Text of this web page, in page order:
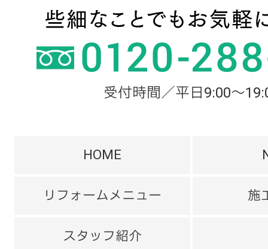
受付時間／平日9:00～
HOME
リフォームメニュー 施
スタッフ紹介